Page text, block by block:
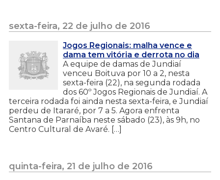
sexta-feira, 22 de julho de 2016
Jogos Regionais: malha vence e
dama tem vitória e derrota no dia
A equipe de damas de Jundiaí
venceu Boituva por 10 a 2, nesta
sexta-feira (22), na segunda rodada
dos 60º Jogos Regionais de Jundiaí. A
terceira rodada foi ainda nesta sexta-feira, e Jundiaí
perdeu de Itararé, por 7 a 5. Agora enfrenta
Santana de Parnaíba neste sábado (23), às 9h, no
Centro Cultural de Avaré. […]
quinta-feira, 21 de julho de 2016